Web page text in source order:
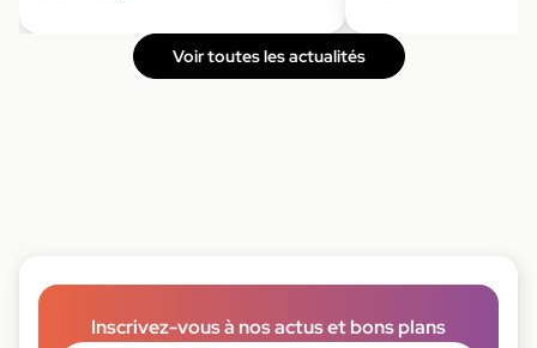
Voir toutes les actualités
Inscrivez-vous à nos actus et bons plans